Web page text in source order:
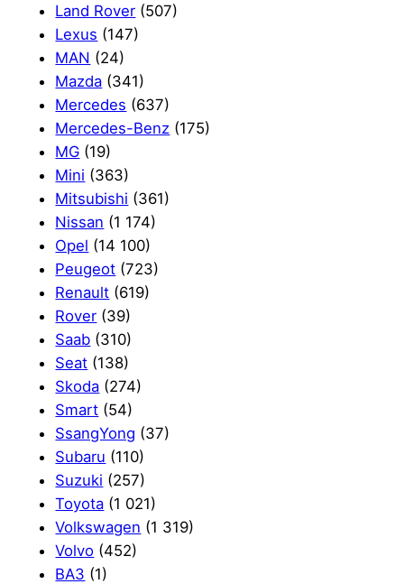
Land Rover (507)
Lexus (147)
MAN (24)
Mazda (341)
Mercedes (637)
Mercedes-Benz (175)
MG (19)
Mini (363)
Mitsubishi (361)
Nissan (1 174)
Opel (14 100)
Peugeot (723)
Renault (619)
Rover (39)
Saab (310)
Seat (138)
Skoda (274)
Smart (54)
SsangYong (37)
Subaru (110)
Suzuki (257)
Toyota (1 021)
Volkswagen (1 319)
Volvo (452)
ВАЗ (1)